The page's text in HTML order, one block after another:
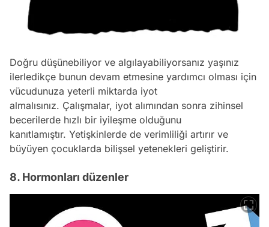
Doğru düşünebiliyor ve algılayabiliyorsanız yaşınız
ilerledikçe bunun devam etmesine yardımcı olması için
vücudunuza yeterli miktarda iyot
almalısınız. Çalışmalar, iyot alımından sonra zihinsel
becerilerde hızlı bir iyileşme olduğunu
kanıtlamıştır. Yetişkinlerde de verimliliği artırır ve
büyüyen çocuklarda bilişsel yetenekleri geliştirir.
8. Hormonları düzenler